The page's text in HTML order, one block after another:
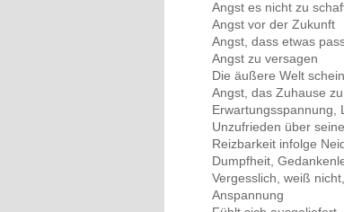
Angst es nicht zu
Angst vor der Zukunft
Angst, dass etwas
Angst zu versagen
Die äußere Welt
Angst, das Zuhause
Erwartungsspannung,
Unzufrieden über
Reizbarkeit infolge
Dumpfheit,
Vergesslich, weiß
Anspannung